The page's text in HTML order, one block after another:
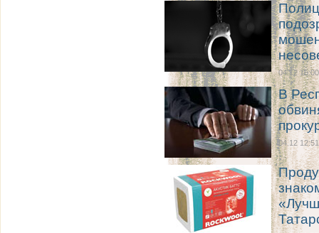
04.12 15:00
В
04.12 12:51